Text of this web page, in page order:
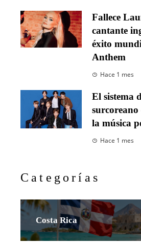
Fallece
cantante
éxito
Anthem
Hace 1 mes
El sistema
la música
Hace 1 mes
Categorías
Costa Rica